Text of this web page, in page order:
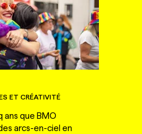
ET CRÉATIVITÉ
ans que BMO
arcs-en-ciel en